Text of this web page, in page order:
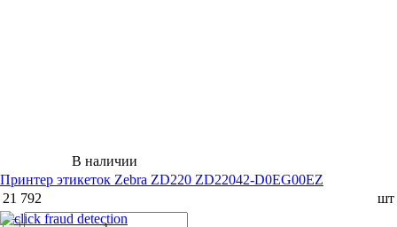
В наличии
Принтер этикеток Zebra ZD220 ZD22042-D0EG00EZ
21 792
шт